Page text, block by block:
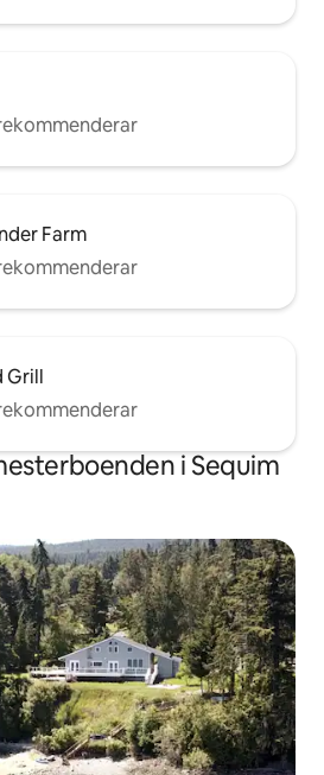
Farm
Grill
i Sequim